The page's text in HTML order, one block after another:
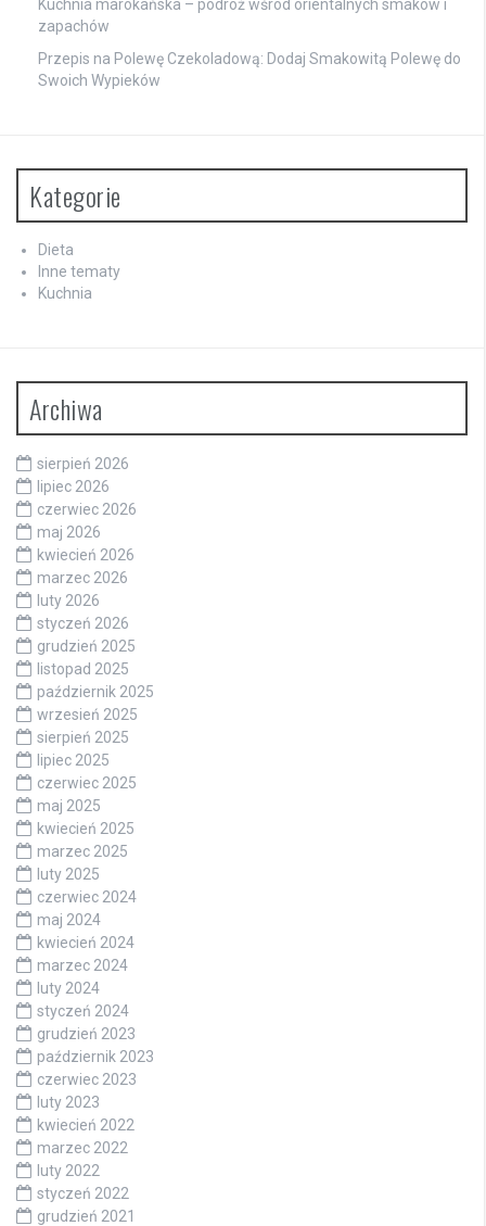
Kuchnia marokańska – podróż wśród orientalnych smaków i
zapachów
Przepis na Polewę Czekoladową: Dodaj Smakowitą Polewę do
Swoich Wypieków
Kategorie
Dieta
Inne tematy
Kuchnia
Archiwa
sierpień 2026
lipiec 2026
czerwiec 2026
maj 2026
kwiecień 2026
marzec 2026
luty 2026
styczeń 2026
grudzień 2025
listopad 2025
październik 2025
wrzesień 2025
sierpień 2025
lipiec 2025
czerwiec 2025
maj 2025
kwiecień 2025
marzec 2025
luty 2025
czerwiec 2024
maj 2024
kwiecień 2024
marzec 2024
luty 2024
styczeń 2024
grudzień 2023
październik 2023
czerwiec 2023
luty 2023
kwiecień 2022
marzec 2022
luty 2022
styczeń 2022
grudzień 2021